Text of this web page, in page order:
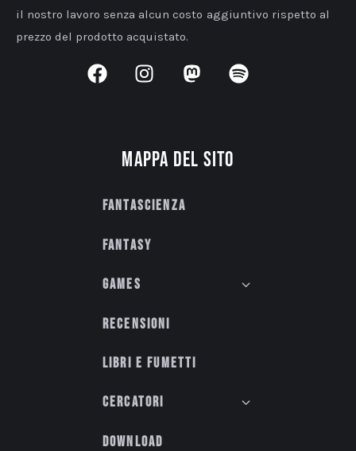
il nostro lavoro senza alcun costo aggiuntivo rispetto al
prezzo del prodotto acquistato.
Mappa del sito
Fantascienza
Fantasy
Games
Recensioni
Libri e fumetti
Cercatori
Download